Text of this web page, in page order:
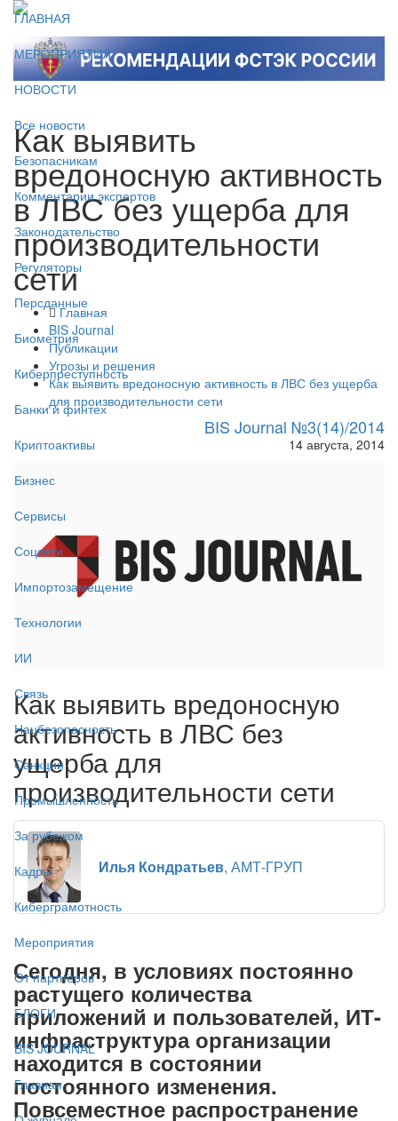
ГЛАВНАЯ
МЕРОПРИЯТИЯ
НОВОСТИ
Все новости
Безопасникам
Комментарии экспертов
Законодательство
Регуляторы
Персданные
Биометрия
Киберпреступность
Банки и финтех
Криптоактивы
Бизнес
Сервисы
Соцсети
Импортозамещение
Технологии
ИИ
Связь
Нацбезопасность
Санкции
Промышленность
За рубежом
Кадры
Киберграмотность
Мероприятия
От партнёров
БЛОГИ
BIS JOURNAL
Главная
Как выявить
вредоносную активность
в ЛВС без ущерба для
производительности
сети
Главная
BIS Journal
Публикации
Угрозы и решения
Как выявить вредоносную активность в ЛВС без ущерба
для производительности сети
BIS Journal №3(14)/2014
14 августа, 2014
Как выявить вредоносную
активность в ЛВС без
ущерба для
производительности сети
Илья Кондратьев, АМТ-ГРУП
Сегодня, в условиях постоянно
растущего количества
приложений и пользователей, ИТ-
инфраструктура организации
находится в состоянии
постоянного изменения.
Повсеместное распространение